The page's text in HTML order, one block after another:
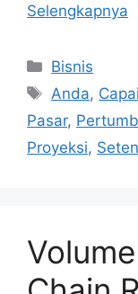
Selengkapnya
Kategori
Bisnis
Tag
Anda, Capai
Pasar,
Proyeksi,